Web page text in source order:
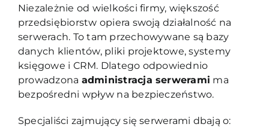
Niezależnie od wielkości firmy, większość
przedsiębiorstw opiera swoją działalność na
serwerach. To tam przechowywane są bazy
danych klientów, pliki projektowe, systemy
księgowe i CRM. Dlatego odpowiednio
prowadzona administracja serwerami ma
bezpośredni wpływ na bezpieczeństwo.
Specjaliści zajmujący się serwerami dbają o: